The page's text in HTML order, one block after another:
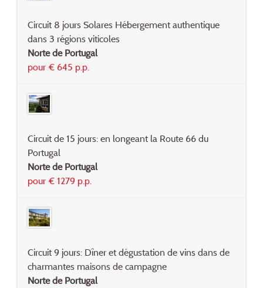
Circuit 8 jours Solares Hébergement authentique
dans 3 régions viticoles
Norte de Portugal
pour € 645 p.p.
Circuit de 15 jours: en longeant la Route 66 du
Portugal
Norte de Portugal
pour € 1279 p.p.
Circuit 9 jours: Dîner et dégustation de vins dans de
charmantes maisons de campagne
Norte de Portugal